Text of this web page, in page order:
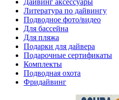
Дайвинг аксессуары
Литература по дайвингу
Подводное фото/видео
Для бассейна
Для пляжа
Подарки для дайвера
Подарочные сертификаты
Комплекты
Подводная охота
Фридайвинг